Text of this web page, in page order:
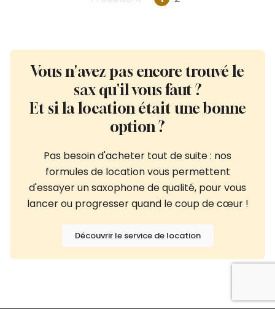
Vous n'avez pas encore trouvé le
sax qu'il vous faut ?
Et si la location était une bonne
option ?
Pas besoin d'acheter tout de suite : nos
formules de location vous permettent
d'essayer un saxophone de qualité, pour vous
lancer ou progresser quand le coup de cœur !
Découvrir le service de location